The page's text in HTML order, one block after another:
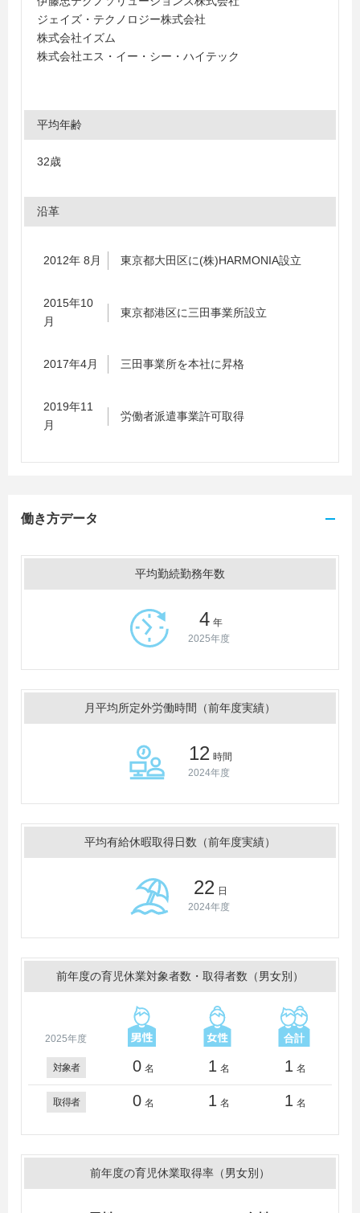
ジェイズ・テクノロジー株式会社
株式会社イズム
株式会社エス・イー・シー・ハイテック
平均年齢
32歳
沿革
2012年 8月 東京都大田区に(株)HARMONIA設立
2015年10
月
東京都港区に三田事業所設立
2017年4月 三田事業所を本社に昇格
2019年11
月
労働者派遣事業許可取得
働き方データ
平均勤続勤務年数
4 年
2025年度
月平均所定外労働時間（前年度実績）
12 時間
2024年度
平均有給休暇取得日数（前年度実績）
22 日
2024年度
前年度の育児休業対象者数・取得者数（男女別）
2025年度
対象者 0 名 1 名 1 名
取得者 0 名 1 名 1 名
前年度の育児休業取得率（男女別）